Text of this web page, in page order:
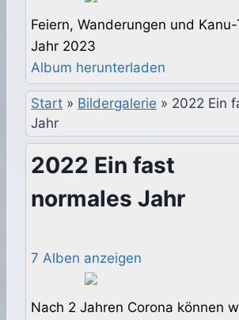
Feiern, Wanderungen und
Jahr 2023
Album herunterladen
Start » Bildergalerie » 2022 Ein
Jahr
2022 Ein fast
normales Jahr
7 Alben anzeigen
Nach 2 Jahren Corona können